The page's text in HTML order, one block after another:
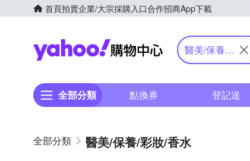
首頁拍賣企業/大宗採購入口合作招商App下載
Yahoo購物中心
醫美/保養/
全部分類 點換券 登記送
醫美/保養/彩妝/香水